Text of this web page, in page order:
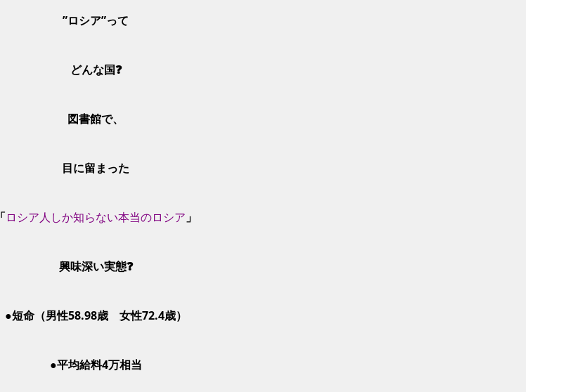
”ロシア”って
どんな国❓
図書館で、
目に留まった
「ロシア人しか知らない本当のロシア 」
興味深い実態❓
●短命（男性58.98歳 女性72.4歳）
●平均給料4万相当